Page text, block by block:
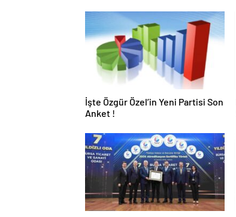
İşte Özgür Özel’in Yeni Partisi Son
Anket !